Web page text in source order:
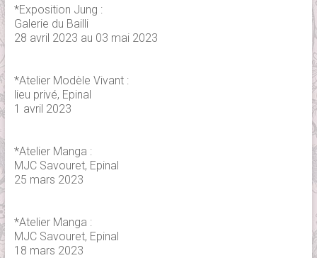
*Exposition Jung :
Galerie du Bailli
28 avril 2023 au 03 mai 2023
*Atelier Modèle Vivant :
lieu privé, Epinal
1 avril 2023
*Atelier Manga :
MJC Savouret, Epinal
25 mars 2023
*Atelier Manga :
MJC Savouret, Epinal
18 mars 2023